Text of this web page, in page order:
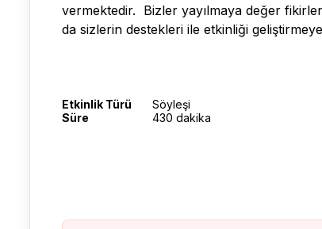
vermektedir. Bizler yayılmaya değer
da sizlerin destekleri ile etkinliği
Etkinlik Türü
Söyleşi
Süre
430 dakika